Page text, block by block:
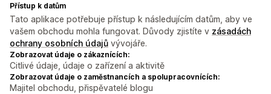
Přístup k datům
Tato aplikace potřebuje přístup k následujícím datům, aby ve
vašem obchodu mohla fungovat. Důvody zjistíte v zásadách
ochrany osobních údajů vývojáře.
Zobrazovat údaje o zákaznících:
Citlivé údaje, údaje o zařízení a aktivitě
Zobrazovat údaje o zaměstnancích a spolupracovnících:
Majitel obchodu, přispěvatelé blogu